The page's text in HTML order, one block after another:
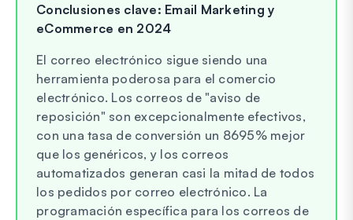
Conclusiones clave: Email Marketing y
eCommerce en 2024
El correo electrónico sigue siendo una
herramienta poderosa para el comercio
electrónico. Los correos de "aviso de
reposición" son excepcionalmente efectivos,
con una tasa de conversión un 8695% mejor
que los genéricos, y los correos
automatizados generan casi la mitad de todos
los pedidos por correo electrónico. La
programación específica para los correos de